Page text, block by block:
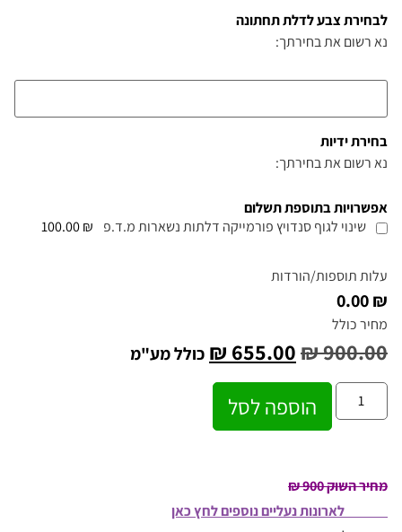
לבחירת צבע לדלת תחתונה
נא רשום את בחירתך:
בחירת ידיות
נא רשום את בחירתך:
אפשרויות בתוספת תשלום
שינוי לגוף סנדויץ פורמייקה דלתות נשארות מ.ד.פ
₪ 100.00
עלות תוספות/הורדות
₪ 0.00
מחיר כולל
₪900.00
₪ 655.00 כולל מע"מ
הוספה לסל
מחיר השוק 900 ₪
לארונות נעליים נוספים לחץ כאן